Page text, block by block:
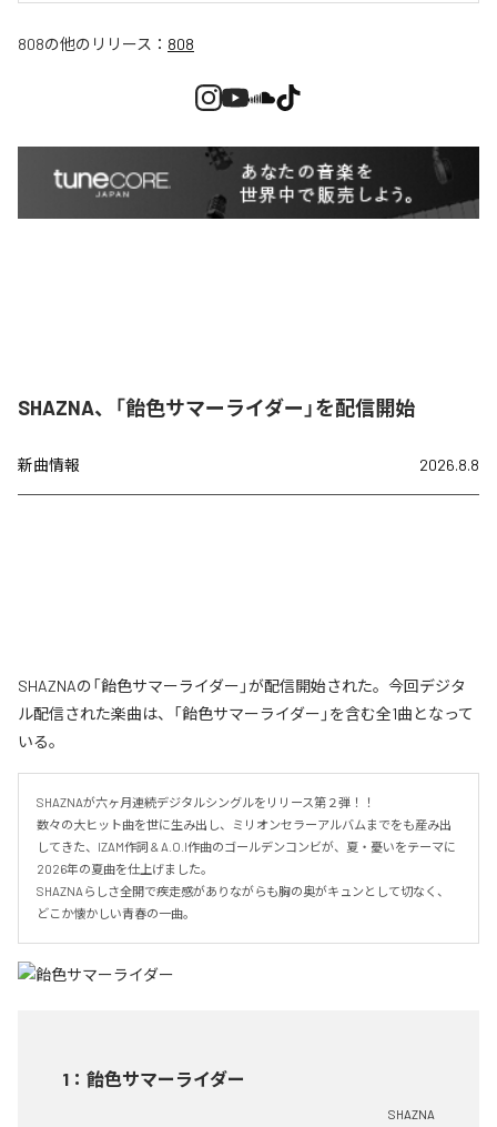
808の他のリリース： 808
SHAZNA、「飴色サマーライダー」を配信開始
新曲情報 2026.8.8
SHAZNAの「飴色サマーライダー」が配信開始された。今回デジタ
ル配信された楽曲は、「飴色サマーライダー」を含む全1曲となって
いる。
SHAZNAが六ヶ月連続デジタルシングルをリリース第２弾！！
数々の大ヒット曲を世に生み出し、ミリオンセラーアルバムまでをも産み出
してきた、IZAM作詞 & A.O.I作曲のゴールデンコンビが、夏・憂いをテーマに
2026年の夏曲を仕上げました。
SHAZNAらしさ全開で疾走感がありながらも胸の奥がキュンとして切なく、
どこか懐かしい青春の一曲。
1 ： 飴色サマーライダー
SHAZNA